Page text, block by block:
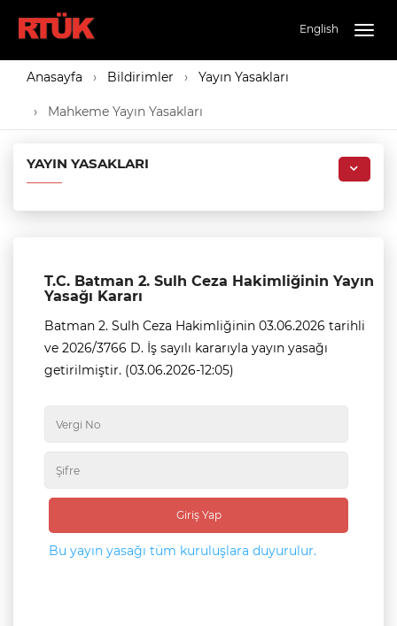
English
Anasayfa Bildirimler Yayın Yasakları
Mahkeme Yayın Yasakları
YAYIN YASAKLARI
T.C. Batman 2. Sulh Ceza Hakimliğinin Yayın
Yasağı Kararı
Batman 2. Sulh Ceza Hakimliğinin 03.06.2026 tarihli
ve 2026/3766 D. İş sayılı kararıyla yayın yasağı
getirilmiştir. (03.06.2026-12:05)
Giriş Yap
Bu yayın yasağı tüm kuruluşlara duyurulur.